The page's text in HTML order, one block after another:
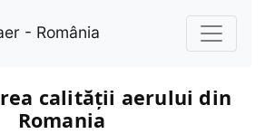
- România
calității aerului din
Romania